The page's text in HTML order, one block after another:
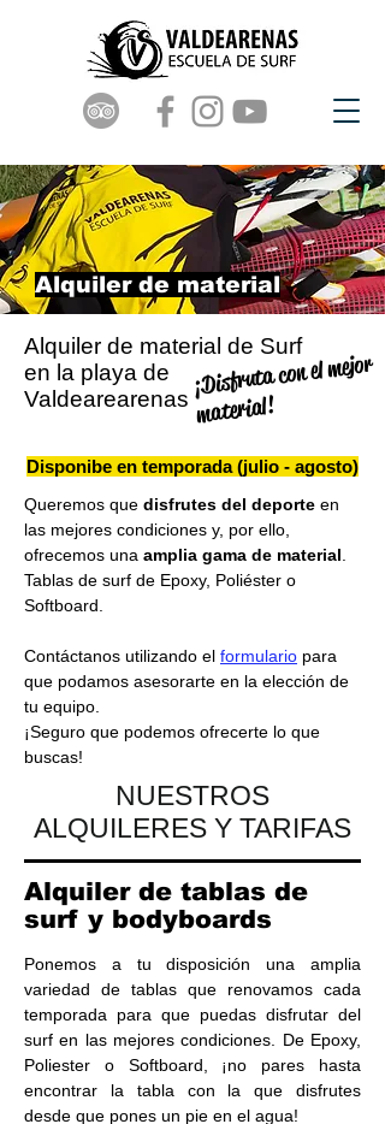
Alquiler de material
Alquiler de material de Surf
en la playa de
Valdearearenas ¡Disfruta con el mejor
material!
Disponibe en temporada (julio - agosto)
Queremos que disfrutes del deporte en
las mejores condiciones y, por ello,
ofrecemos una amplia gama de material
Tablas de surf de Epoxy, Poliéster o
Softboard
Contáctanos utilizando el formulario para
que podamos asesorarte en la elección de
tu equipo.
¡Seguro que podemos ofrecerte lo que
buscas!
NUESTROS
ALQUILERES Y TARIFAS
Alquiler de tablas de
surf y bodyboards
Ponemos a tu disposición una amplia
variedad de tablas que renovamos cada
temporada para que puedas disfrutar del
surf en las mejores condiciones. De Epoxy,
Poliester o Softboard, ¡no pares hasta
encontrar la tabla con la que disfrutes
desde que pones un pie en el agua!